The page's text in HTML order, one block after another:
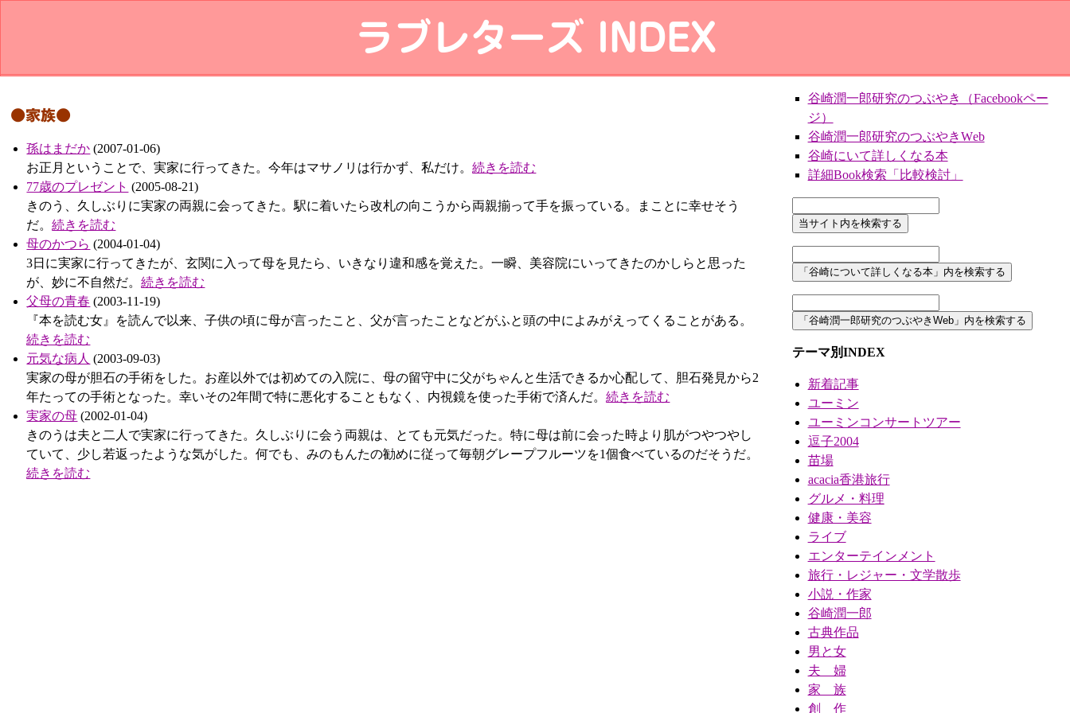
ラブレターズ INDEX
●家族●
孫はまだか (2007-01-06)
お正月ということで、実家に行ってきた。今年はマサノリは行かず、私だけ。続きを読む
77歳のプレゼント (2005-08-21)
きのう、久しぶりに実家の両親に会ってきた。駅に着いたら改札の向こうから両親揃って手を振っている。まことに幸せそう
だ。続きを読む
母のかつら (2004-01-04)
3日に実家に行ってきたが、玄関に入って母を見たら、いきなり違和感を覚えた。一瞬、美容院にいってきたのかしらと思った
が、妙に不自然だ。続きを読む
父母の青春 (2003-11-19)
『本を読む女』を読んで以来、子供の頃に母が言ったこと、父が言ったことなどがふと頭の中によみがえってくることがある。
続きを読む
元気な病人 (2003-09-03)
実家の母が胆石の手術をした。お産以外では初めての入院に、母の留守中に父がちゃんと生活できるか心配して、胆石発見から2
年たっての手術となった。幸いその2年間で特に悪化することもなく、内視鏡を使った手術で済んだ。続きを読む
実家の母 (2002-01-04)
きのうは夫と二人で実家に行ってきた。久しぶりに会う両親は、とても元気だった。特に母は前に会った時より肌がつやつやし
ていて、少し若返ったような気がした。何でも、みのもんたの勧めに従って毎朝グレープフルーツを1個食べているのだそうだ。
続きを読む
谷崎潤一郎研究のつぶやき（Facebookペー
ジ）
谷崎潤一郎研究のつぶやきWeb
谷崎にいて詳しくなる本
詳細Book検索「比較検討」
テーマ別INDEX
新着記事
ユーミン
ユーミンコンサートツアー
逗子2004
苗場
acacia香港旅行
グルメ・料理
健康・美容
ライブ
エンターテインメント
旅行・レジャー・文学散歩
小説・作家
谷崎潤一郎
古典作品
男と女
夫 婦
家 族
創 作